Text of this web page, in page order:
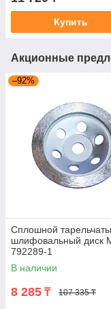
Купить
Акционные
–92%
Сплошной
шлифовальный диск
792289-1
В наличии
8 285 ₸ 107 335 ₸